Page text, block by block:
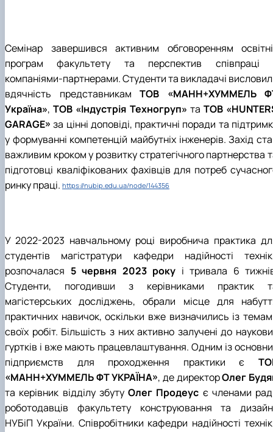
Семінар завершився активним обговоренням
програм факультету та перспектив співпраці
компаніями-партнерами. Студенти та викладачі
вдячність представникам ТОВ «МАНН+ХУММЕЛЬ
Україна»,ТОВ «Індустрія Техногруп» та ТОВ
GARAGE» за цінні доповіді, практичні поради та
у формуванні компетенцій майбутніх інженерів. Захід
важливим кроком у розвитку стратегічного партнерства
підготовці кваліфікованих фахівців для потреб
ринку праці. https://nubip.edu.ua/node/144356
У 2022-2023 навчальному році виробнича практика
студентів магістратури кафедри надійності
розпочалася 5 червня 2023 року і тривала 6
Студенти, погодивши з керівниками практик
магістерських досліджень, обрали місце для
практичних навичок, оскільки вже визначились із
своїх робіт. Більшість з них активно залучені до
гуртків і вже мають працевлаштування. Одним із
підприємств для проходження практики є
«МАНН+ХУММЕЛЬ ФТ УКРАЇНА», де директорОлег
та керівник відділу збуту Олег Продеус є членами
роботодавців факультету конструювання та
НУБіП України. Співробітники кафедри надійності